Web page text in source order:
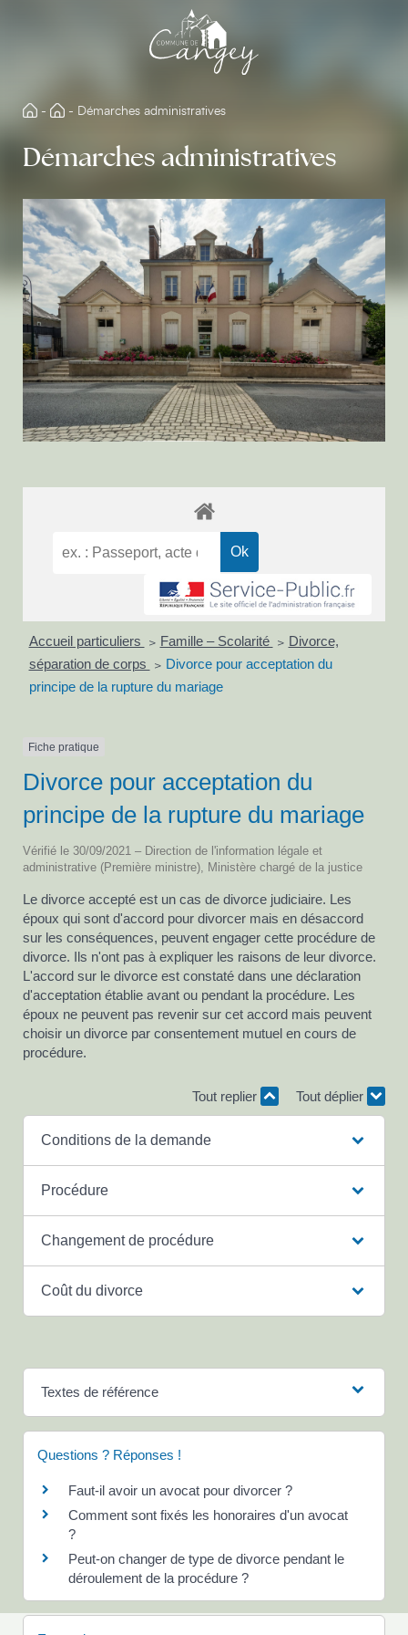
- - Démarches administratives
Démarches administratives
Accueil particuliers > Famille – Scolarité > Divorce,
séparation de corps
> Divorce pour acceptation du
principe de la rupture du mariage
Fiche pratique
Divorce pour acceptation du
principe de la rupture du mariage
Vérifié le 30/09/2021 – Direction de l'information légale et
administrative (Première ministre), Ministère chargé de la justice
Le divorce accepté est un cas de divorce judiciaire. Les
époux qui sont d'accord pour divorcer mais en désaccord
sur les conséquences, peuvent engager cette procédure de
divorce. Ils n'ont pas à expliquer les raisons de leur divorce.
L'accord sur le divorce est constaté dans une déclaration
d'acceptation établie avant ou pendant la procédure. Les
époux ne peuvent pas revenir sur cet accord mais peuvent
choisir un divorce par consentement mutuel en cours de
procédure.
Tout replier Tout déplier
Conditions de la demande
Procédure
Changement de procédure
Coût du divorce
Textes de référence
Questions ? Réponses !
Faut-il avoir un avocat pour divorcer ?
Comment sont fixés les honoraires d'un avocat
?
Peut-on changer de type de divorce pendant le
déroulement de la procédure ?